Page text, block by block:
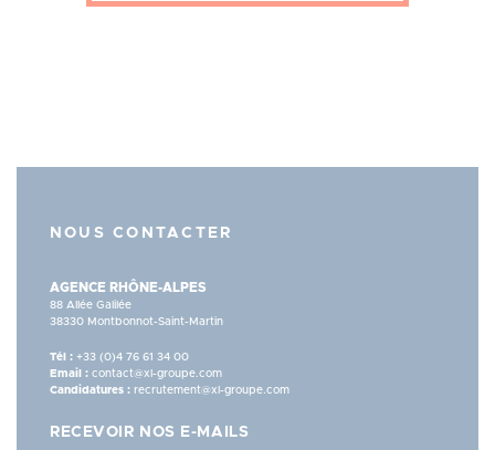
NOUS CONTACTER
AGENCE RHÔNE-ALPES
88 Allée Galilée
38330 Montbonnot-Saint-Martin
Tél : +33 (0)4 76 61 34 00
Email : contact@xl-groupe.com
Candidatures : recrutement@xl-groupe.com
RECEVOIR NOS E-MAILS